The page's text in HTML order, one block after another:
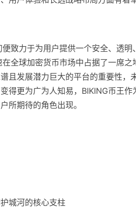
致力于为用户提供一个安全、透
全球加密货币市场中占据了一席
且发展潜力巨大的平台的重要性
得更为广为人知易，BIKING币王
所期待的角色出现。
城河的核心支柱